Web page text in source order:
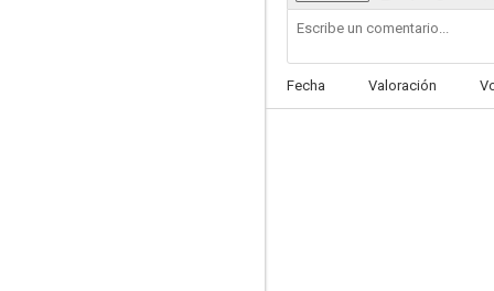
7.7
Fecha Valoración